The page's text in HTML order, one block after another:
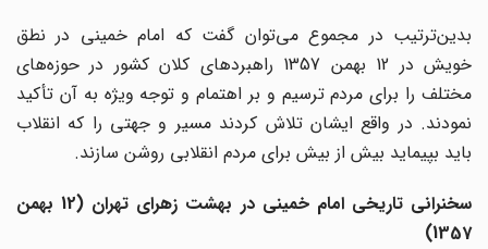
بدین‌ترتیب در مجموع می‌توان گفت که امام خمینی در نطق
خویش در 12 بهمن 1357 راهبردهای کلان کشور در حوزه‌های
مختلف را برای مردم ترسیم و بر اهتمام و توجه ویژه به آن تأکید
نمودند. در واقع ایشان تلاش کردند مسیر و جهتی را که انقلاب
باید بپیماید بیش از بیش برای مردم انقلابی روشن سازند.
سخنرانی تاریخی امام خمینی در بهشت زهرای تهران (12 بهمن
1357)